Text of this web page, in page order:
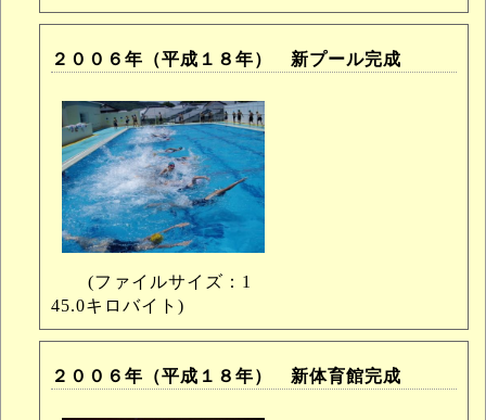
２００６年（平成１８年） 新プール完成
(ファイルサイズ：1
45.0キロバイト)
２００６年（平成１８年） 新体育館完成